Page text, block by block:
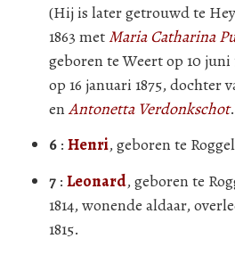
(Hij is later getrouwd te
1863 met Maria Catharina
geboren te Weert op 10 juni
op 16 januari 1875, dochter
enAntonetta Verdonkschot
6 : Henri, geboren te
7 : Leonard, geboren te
1814, wonende aldaar,
1815.